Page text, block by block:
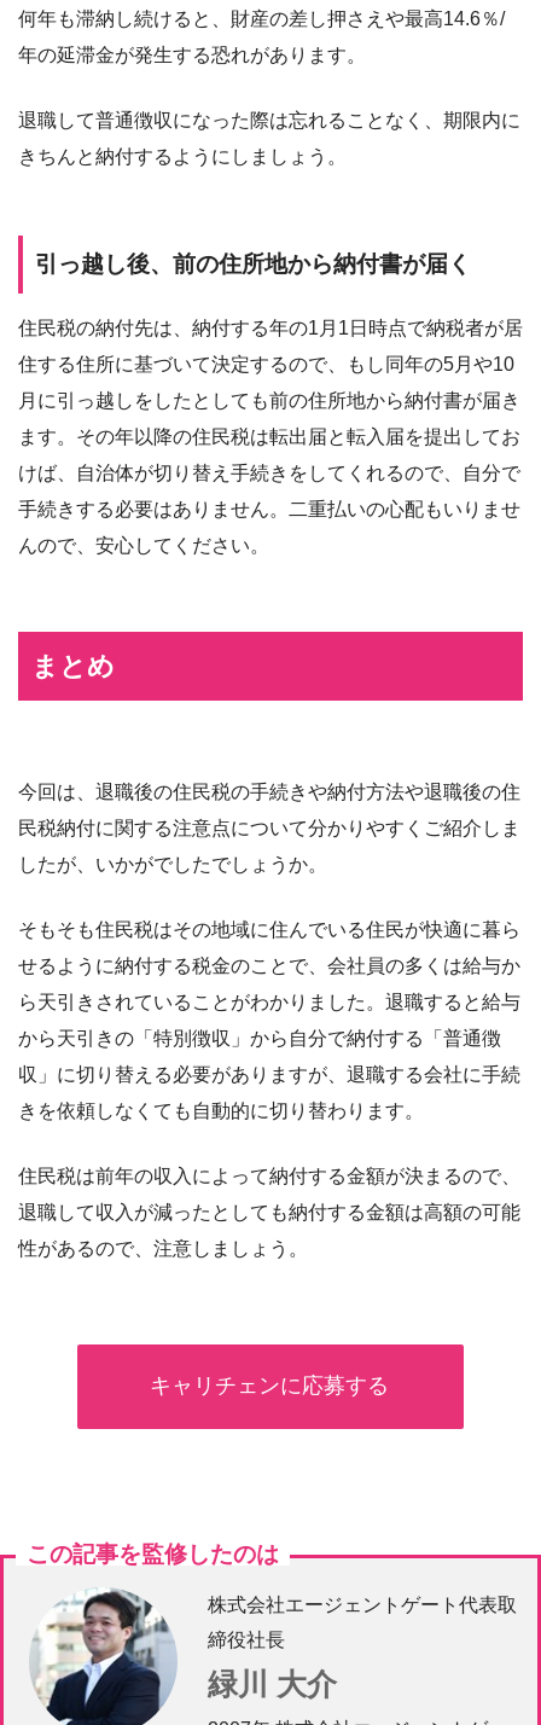
何年も滞納し続けると、財産の差し押さえや最高14.6％/
年の延滞金が発生する恐れがあります。
退職して普通徴収になった際は忘れることなく、期限内に
きちんと納付するようにしましょう。
引っ越し後、前の住所地から納付書が届く
住民税の納付先は、納付する年の1月1日時点で納税者が居
住する住所に基づいて決定するので、もし同年の5月や10
月に引っ越しをしたとしても前の住所地から納付書が届き
ます。その年以降の住民税は転出届と転入届を提出してお
けば、自治体が切り替え手続きをしてくれるので、自分で
手続きする必要はありません。二重払いの心配もいりませ
んので、安心してください。
まとめ
今回は、退職後の住民税の手続きや納付方法や退職後の住
民税納付に関する注意点について分かりやすくご紹介しま
したが、いかがでしたでしょうか。
そもそも住民税はその地域に住んでいる住民が快適に暮ら
せるように納付する税金のことで、会社員の多くは給与か
ら天引きされていることがわかりました。退職すると給与
から天引きの「特別徴収」から自分で納付する「普通徴
収」に切り替える必要がありますが、退職する会社に手続
きを依頼しなくても自動的に切り替わります。
住民税は前年の収入によって納付する金額が決まるので、
退職して収入が減ったとしても納付する金額は高額の可能
性があるので、注意しましょう。
キャリチェンに応募する
この記事を監修したのは
株式会社エージェントゲート代表取
締役社長
緑川 大介